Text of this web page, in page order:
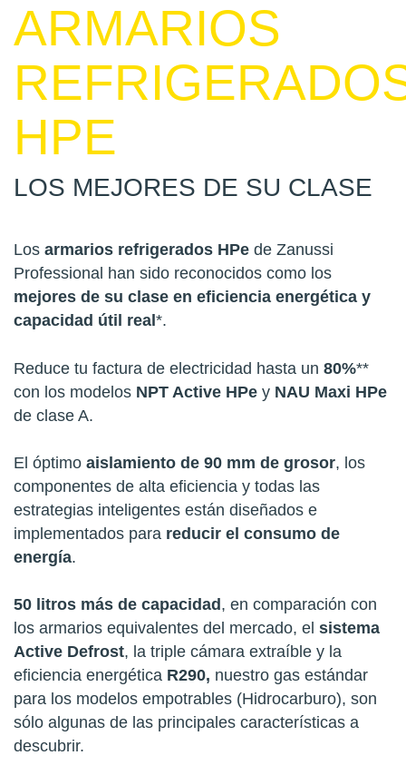
ARMARIOS
HPE
LOS MEJORES DE SU CLASE
Los armarios refrigerados HPe de Zanussi
Professional han sido reconocidos como los
mejores de su clase en eficiencia energética y
capacidad útil real *.
Reduce tu factura de electricidad hasta un 80%**
con los modelos NPT Active HPe y NAU Maxi HPe
de clase A.
El óptimo aislamiento de 90 mm de grosor, los
componentes de alta eficiencia y todas las
estrategias inteligentes están diseñados e
implementados para reducir el consumo de
energía.
50 litros más de capacidad , en comparación con
los armarios equivalentes del mercado, el sistema
Active Defrost, la triple cámara extraíble y la
eficiencia energética R290, nuestro gas estándar
para los modelos empotrables (Hidrocarburo), son
sólo algunas de las principales características a
descubrir.